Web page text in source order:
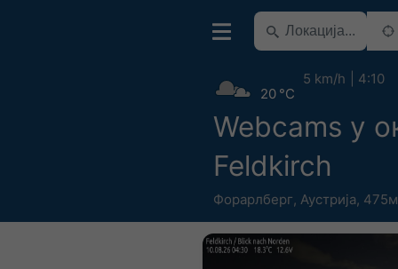
Webcams у
Feldkirch
Форарлберг, Аустрија,
20 °C
5 km/h 4:10